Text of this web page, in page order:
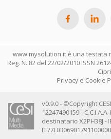
www.mysolution.it è una testata
Reg. N. 82 del 22/02/2010 ISSN
Privacy e Cookie
v0.9.0 - ©Copyright
12247490159 -
destinatario X2PH38J -